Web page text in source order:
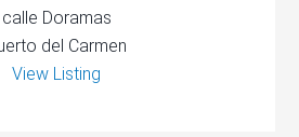
calle Doramas
del Carmen
View Listing